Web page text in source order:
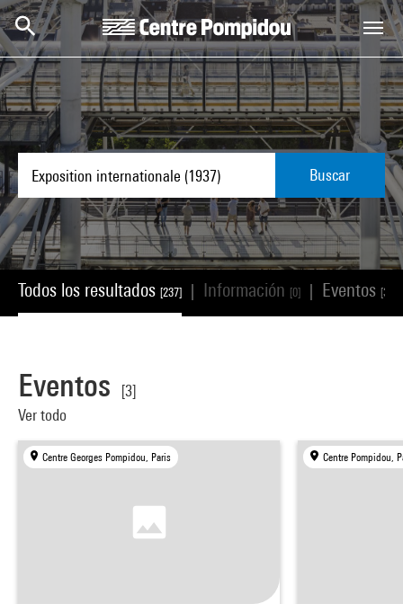
Skip to main content
Centre Pompidou
Buscar
Todos los resultados [237] Información [0] Eventos [3]
Eventos
[3]
Ver todo
Centre Georges Pompidou, Paris Centre Pompidou,